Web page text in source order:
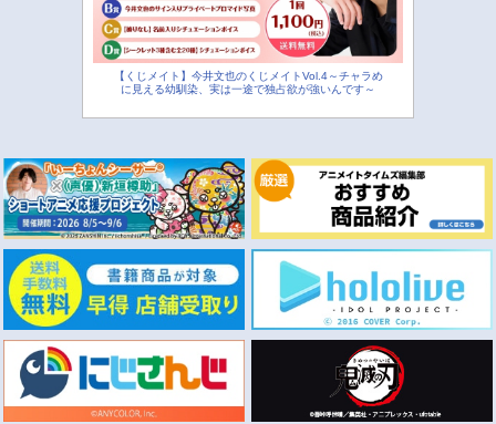
【くじメイト】今井文也のくじメイトVol.4～チャラめ
に見える幼馴染、実は一途で独占欲が強いんです～